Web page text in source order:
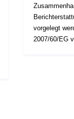
vorgelegt
2007/60/EG